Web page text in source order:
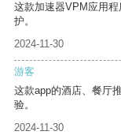
这款加速器VPM应用
护。
2024-11-30
游客
这款app的酒店、餐厅
验。
2024-11-30